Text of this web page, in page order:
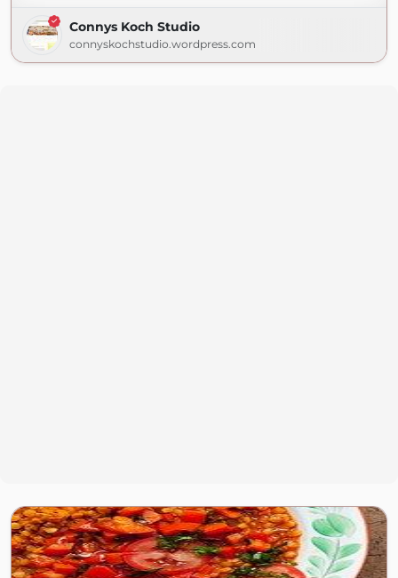
Connys Koch Studio
connyskochstudio.wordpress.com